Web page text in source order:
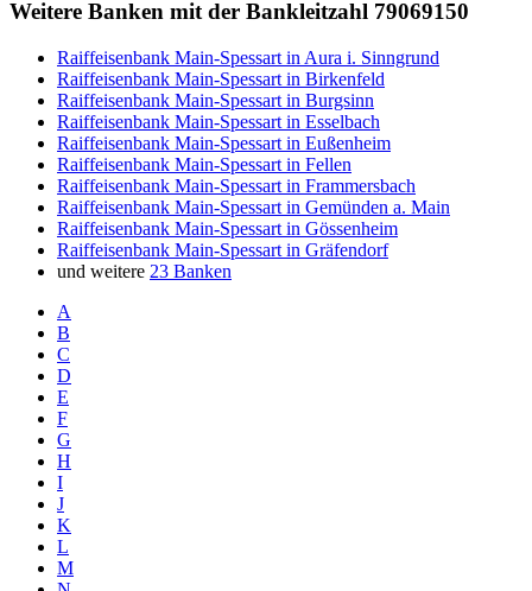
Weitere Banken mit der Bankleitzahl 79069150
Raiffeisenbank Main-Spessart in Aura i. Sinngrund
Raiffeisenbank Main-Spessart in Birkenfeld
Raiffeisenbank Main-Spessart in Burgsinn
Raiffeisenbank Main-Spessart in Esselbach
Raiffeisenbank Main-Spessart in Eußenheim
Raiffeisenbank Main-Spessart in Fellen
Raiffeisenbank Main-Spessart in Frammersbach
Raiffeisenbank Main-Spessart in Gemünden a. Main
Raiffeisenbank Main-Spessart in Gössenheim
Raiffeisenbank Main-Spessart in Gräfendorf
und weitere 23 Banken
A
B
C
D
E
F
G
H
I
J
K
L
M